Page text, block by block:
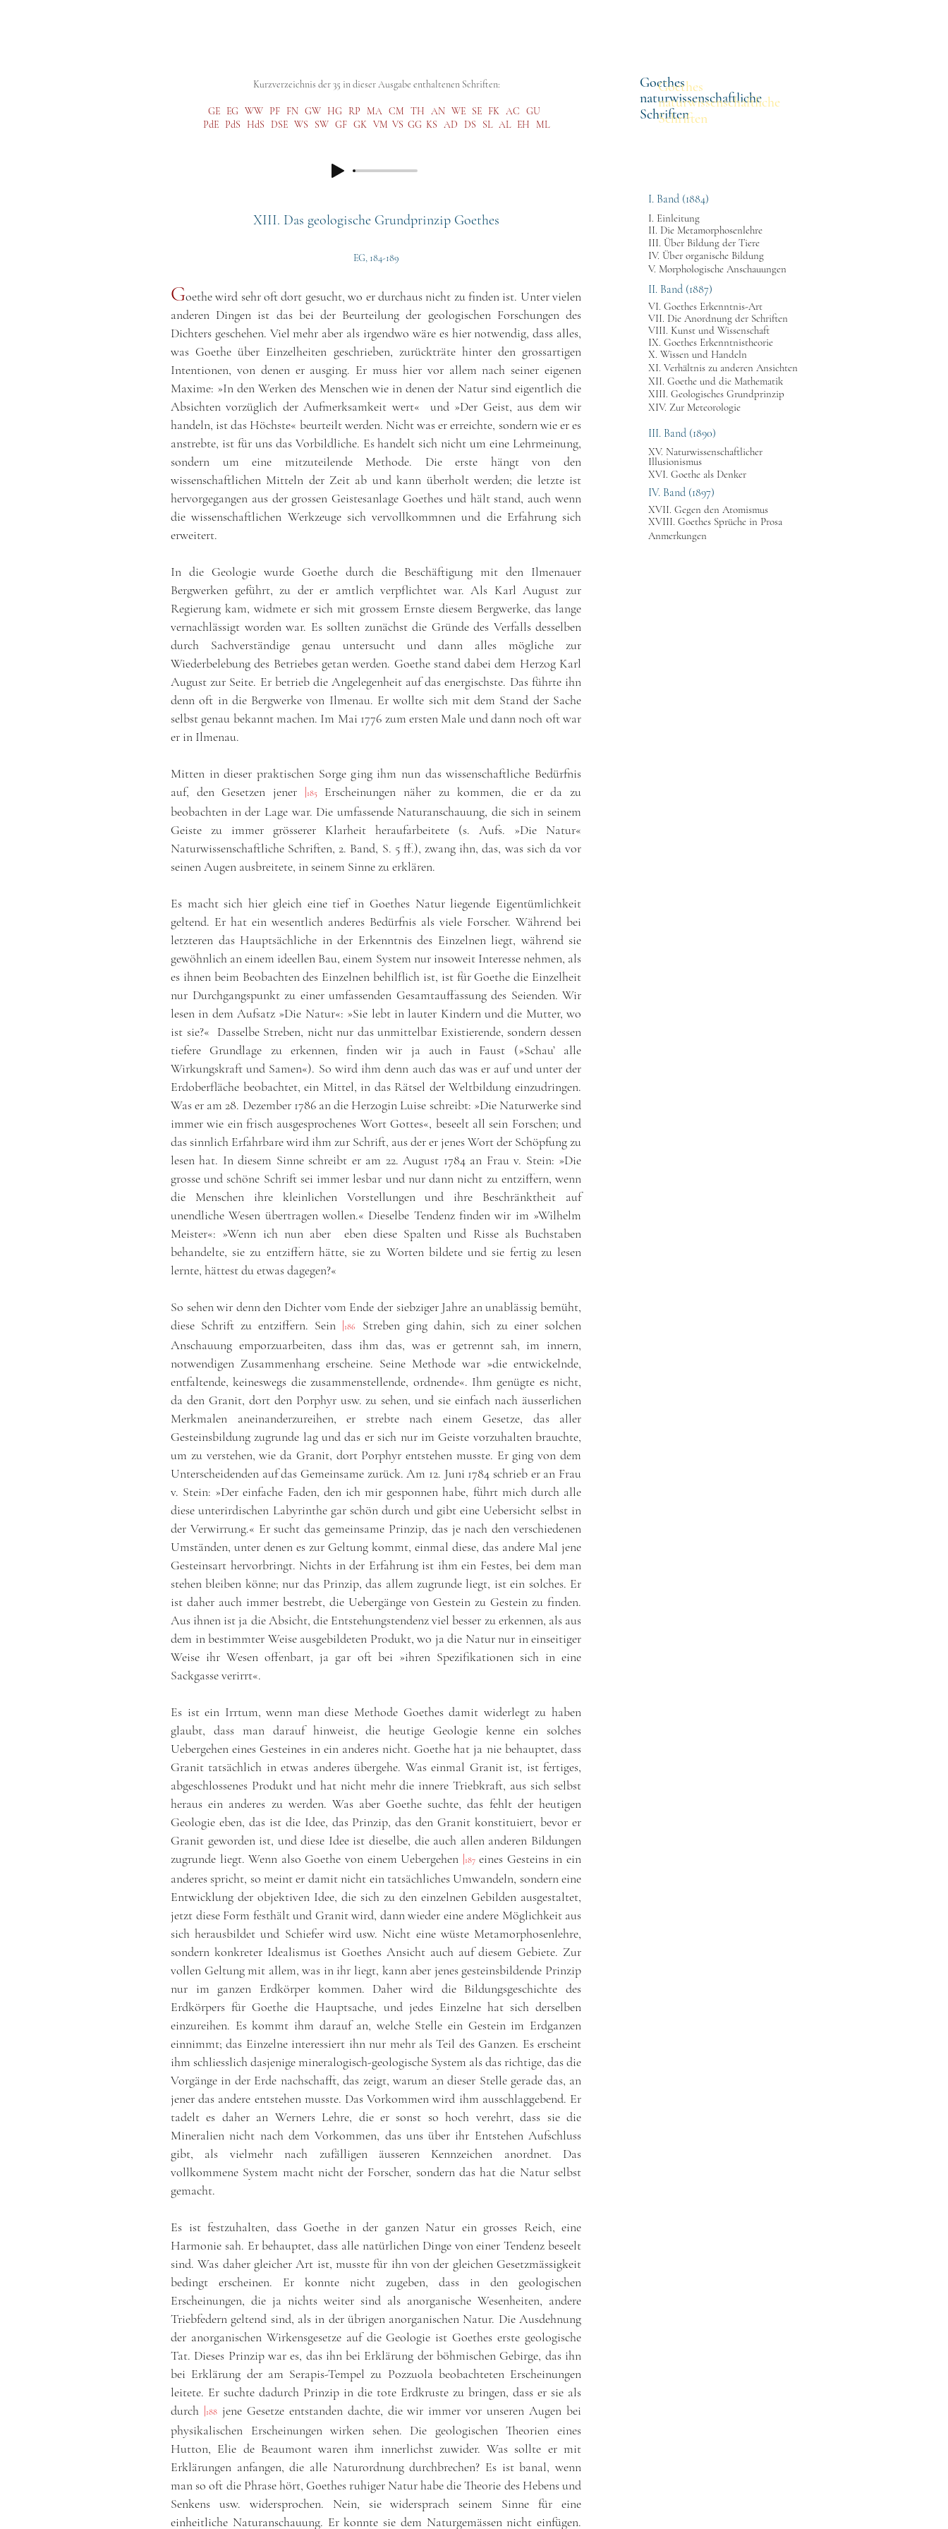
Kurzverzeichnis der 35 in dieser Ausgabe enthaltenen Schriften:
GE EG WW PF FN GW HG RP MA CM TH AN WE SE FK AC GU
PdE PdS HdS DSE WS SW GF GK VM VS GG KS AD DS SL AL EH ML
Goethes
naturwissenschaftliche
Schriften
Goethes
naturwissenschaftliche
Schriften
XIII. Das geologische Grundprinzip Goethes
EG, 184-189
Goethe wird sehr oft dort gesucht, wo er durchaus nicht zu finden ist. Unter vielen
anderen Dingen ist das bei der Beurteilung der geologischen Forschungen des
Dichters geschehen. Viel mehr aber als irgendwo wäre es hier notwendig, dass alles,
was Goethe über Einzelheiten geschrieben, zurückträte hinter den grossartigen
Intentionen, von denen er ausging. Er muss hier vor allem nach seiner eigenen
Maxime: »In den Werken des Menschen wie in denen der Natur sind eigentlich die
Absichten vorzüglich der Aufmerksamkeit wert« und »Der Geist, aus dem wir
handeln, ist das Höchste« beurteilt werden. Nicht was er erreichte, sondern wie er es
anstrebte, ist für uns das Vorbildliche. Es handelt sich nicht um eine Lehrmeinung,
sondern um eine mitzuteilende Methode. Die erste hängt von den
wissenschaftlichen Mitteln der Zeit ab und kann überholt werden; die letzte ist
hervorgegangen aus der grossen Geistesanlage Goethes und hält stand, auch wenn
die wissenschaftlichen Werkzeuge sich vervollkommnen und die Erfahrung sich
erweitert.
In die Geologie wurde Goethe durch die Beschäftigung mit den Ilmenauer
Bergwerken geführt, zu der er amtlich verpflichtet war. Als Karl August zur
Regierung kam, widmete er sich mit grossem Ernste diesem Bergwerke, das lange
vernachlässigt worden war. Es sollten zunächst die Gründe des Verfalls desselben
durch Sachverständige genau untersucht und dann alles mögliche zur
Wiederbelebung des Betriebes getan werden. Goethe stand dabei dem Herzog Karl
August zur Seite. Er betrieb die Angelegenheit auf das energischste. Das führte ihn
denn oft in die Bergwerke von Ilmenau. Er wollte sich mit dem Stand der Sache
selbst genau bekannt machen. Im Mai 1776 zum ersten Male und dann noch oft war
er in Ilmenau.
Mitten in dieser praktischen Sorge ging ihm nun das wissenschaftliche Bedürfnis
auf, den Gesetzen jener |185Erscheinungen näher zu kommen, die er da zu
beobachten in der Lage war. Die umfassende Naturanschauung, die sich in seinem
Geiste zu immer grösserer Klarheit heraufarbeitete (s. Aufs. »Die Natur«
Naturwissenschaftliche Schriften, 2. Band, S. 5 ff.), zwang ihn, das, was sich da vor
seinen Augen ausbreitete, in seinem Sinne zu erklären.
Es macht sich hier gleich eine tief in Goethes Natur liegende Eigentümlichkeit
geltend. Er hat ein wesentlich anderes Bedürfnis als viele Forscher. Während bei
letzteren das Hauptsächliche in der Erkenntnis des Einzelnen liegt, während sie
gewöhnlich an einem ideellen Bau, einem System nur insoweit Interesse nehmen, als
es ihnen beim Beobachten des Einzelnen behilflich ist, ist für Goethe die Einzelheit
nur Durchgangspunkt zu einer umfassenden Gesamtauffassung des Seienden. Wir
lesen in dem Aufsatz »Die Natur«: »Sie lebt in lauter Kindern und die Mutter, wo
ist sie?« Dasselbe Streben, nicht nur das unmittelbar Existierende, sondern dessen
tiefere Grundlage zu erkennen, finden wir ja auch in Faust (»Schau’ alle
Wirkungskraft und Samen«). So wird ihm denn auch das was er auf und unter der
Erdoberfläche beobachtet, ein Mittel, in das Rätsel der Weltbildung einzudringen.
Was er am 28. Dezember 1786 an die Herzogin Luise schreibt: »Die Naturwerke sind
immer wie ein frisch ausgesprochenes Wort Gottes«, beseelt all sein Forschen; und
das sinnlich Erfahrbare wird ihm zur Schrift, aus der er jenes Wort der Schöpfung zu
lesen hat. In diesem Sinne schreibt er am 22. August 1784 an Frau v. Stein: »Die
grosse und schöne Schrift sei immer lesbar und nur dann nicht zu entziffern, wenn
die Menschen ihre kleinlichen Vorstellungen und ihre Beschränktheit auf
unendliche Wesen übertragen wollen.« Dieselbe Tendenz finden wir im »Wilhelm
Meister«: »Wenn ich nun aber eben diese Spalten und Risse als Buchstaben
behandelte, sie zu entziffern hätte, sie zu Worten bildete und sie fertig zu lesen
lernte, hättest du etwas dagegen?«
So sehen wir denn den Dichter vom Ende der siebziger Jahre an unablässig bemüht,
diese Schrift zu entziffern. Sein |186
Streben ging dahin, sich zu einer solchen
Anschauung emporzuarbeiten, dass ihm das, was er getrennt sah, im innern,
notwendigen Zusammenhang erscheine. Seine Methode war »die entwickelnde,
entfaltende, keineswegs die zusammenstellende, ordnende«. Ihm genügte es nicht,
da den Granit, dort den Porphyr usw. zu sehen, und sie einfach nach äusserlichen
Merkmalen aneinanderzureihen, er strebte nach einem Gesetze, das aller
Gesteinsbildung zugrunde lag und das er sich nur im Geiste vorzuhalten brauchte,
um zu verstehen, wie da Granit, dort Porphyr entstehen musste. Er ging von dem
Unterscheidenden auf das Gemeinsame zurück. Am 12. Juni 1784 schrieb er an Frau
v. Stein: »Der einfache Faden, den ich mir gesponnen habe, führt mich durch alle
diese unterirdischen Labyrinthe gar schön durch und gibt eine Uebersicht selbst in
der Verwirrung.« Er sucht das gemeinsame Prinzip, das je nach den verschiedenen
Umständen, unter denen es zur Geltung kommt, einmal diese, das andere Mal jene
Gesteinsart hervorbringt. Nichts in der Erfahrung ist ihm ein Festes, bei dem man
stehen bleiben könne; nur das Prinzip, das allem zugrunde liegt, ist ein solches. Er
ist daher auch immer bestrebt, die Uebergänge von Gestein zu Gestein zu finden.
Aus ihnen ist ja die Absicht, die Entstehungstendenz viel besser zu erkennen, als aus
dem in bestimmter Weise ausgebildeten Produkt, wo ja die Natur nur in einseitiger
Weise ihr Wesen offenbart, ja gar oft bei »ihren Spezifikationen sich in eine
Sackgasse verirrt«.
Es ist ein Irrtum, wenn man diese Methode Goethes damit widerlegt zu haben
glaubt, dass man darauf hinweist, die heutige Geologie kenne ein solches
Uebergehen eines Gesteines in ein anderes nicht. Goethe hat ja nie behauptet, dass
Granit tatsächlich in etwas anderes übergehe. Was einmal Granit ist, ist fertiges,
abgeschlossenes Produkt und hat nicht mehr die innere Triebkraft, aus sich selbst
heraus ein anderes zu werden. Was aber Goethe suchte, das fehlt der heutigen
Geologie eben, das ist die Idee, das Prinzip, das den Granit konstituiert, bevor er
Granit geworden ist, und diese Idee ist dieselbe, die auch allen anderen Bildungen
zugrunde liegt. Wenn also Goethe von einem Uebergehen |187eines Gesteins in ein
anderes spricht, so meint er damit nicht ein tatsächliches Umwandeln, sondern eine
Entwicklung der objektiven Idee, die sich zu den einzelnen Gebilden ausgestaltet,
jetzt diese Form festhält und Granit wird, dann wieder eine andere Möglichkeit aus
sich herausbildet und Schiefer wird usw. Nicht eine wüste Metamorphosenlehre,
sondern konkreter Idealismus ist Goethes Ansicht auch auf diesem Gebiete. Zur
vollen Geltung mit allem, was in ihr liegt, kann aber jenes gesteinsbildende Prinzip
nur im ganzen Erdkörper kommen. Daher wird die Bildungsgeschichte des
Erdkörpers für Goethe die Hauptsache, und jedes Einzelne hat sich derselben
einzureihen. Es kommt ihm darauf an, welche Stelle ein Gestein im Erdganzen
einnimmt; das Einzelne interessiert ihn nur mehr als Teil des Ganzen. Es erscheint
ihm schliesslich dasjenige mineralogisch-geologische System als das richtige, das die
Vorgänge in der Erde nachschafft, das zeigt, warum an dieser Stelle gerade das, an
jener das andere entstehen musste. Das Vorkommen wird ihm ausschlaggebend. Er
tadelt es daher an Werners Lehre, die er sonst so hoch verehrt, dass sie die
Mineralien nicht nach dem Vorkommen, das uns über ihr Entstehen Aufschluss
gibt, als vielmehr nach zufälligen äusseren Kennzeichen anordnet. Das
vollkommene System macht nicht der Forscher, sondern das hat die Natur selbst
gemacht.
Es ist festzuhalten, dass Goethe in der ganzen Natur ein grosses Reich, eine
Harmonie sah. Er behauptet, dass alle natürlichen Dinge von einer Tendenz beseelt
sind. Was daher gleicher Art ist, musste für ihn von der gleichen Gesetzmässigkeit
bedingt erscheinen. Er konnte nicht zugeben, dass in den geologischen
Erscheinungen, die ja nichts weiter sind als anorganische Wesenheiten, andere
Triebfedern geltend sind, als in der übrigen anorganischen Natur. Die Ausdehnung
der anorganischen Wirkensgesetze auf die Geologie ist Goethes erste geologische
Tat. Dieses Prinzip war es, das ihn bei Erklärung der böhmischen Gebirge, das ihn
bei Erklärung der am Serapis-Tempel zu Pozzuola beobachteten Erscheinungen
leitete. Er suchte dadurch Prinzip in die tote Erdkruste zu bringen, dass er sie als
durch |188jene Gesetze entstanden dachte, die wir immer vor unseren Augen bei
physikalischen Erscheinungen wirken sehen. Die geologischen Theorien eines
Hutton, Elie de Beaumont waren ihm innerlichst zuwider. Was sollte er mit
Erklärungen anfangen, die alle Naturordnung durchbrechen? Es ist banal, wenn
man so oft die Phrase hört, Goethes ruhiger Natur habe die Theorie des Hebens und
Senkens usw. widersprochen. Nein, sie widersprach seinem Sinne für eine
einheitliche Naturanschauung. Er konnte sie dem Naturgemässen nicht einfügen.
I. Band (1884)
I. Einleitung
II. Die Metamorphosenlehre
III. Über Bildung der Tiere
IV. Über organische Bildung
V. Morphologische Anschauungen
II. Band (1887)
VI. Goethes Erkenntnis-Art
VII. Die Anordnung der Schriften
VIII. Kunst und Wissenschaft
IX. Goethes Erkenntnistheorie
X. Wissen und Handeln
XI. Verhältnis zu anderen Ansichten
XII. Goethe und die Mathematik
XIII. Geologisches Grundprinzip
XIV. Zur Meteorologie
III. Band (1890)
XV. Naturwissenschaftlicher
XVI. Goethe als Denker
Illusionismus
IV. Band (1897)
XVII. Gegen den Atomismus
XVIII. Goethes Sprüche in Prosa
Anmerkungen